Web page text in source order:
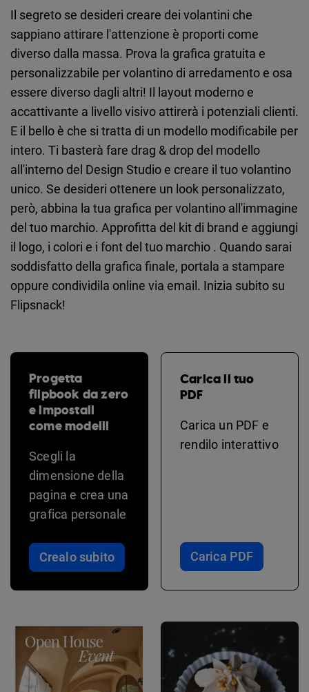
Il segreto se desideri creare dei volantini che
sappiano attirare l'attenzione è proporti come
diverso dalla massa. Prova la grafica gratuita e
personalizzabile per volantino di arredamento e osa
essere diverso dagli altri! Il layout moderno e
accattivante a livello visivo attirerà i potenziali clienti.
E il bello è che si tratta di un modello modificabile per
intero. Ti basterà fare drag & drop del modello
all'interno del Design Studio e creare il tuo volantino
unico. Se desideri ottenere un look personalizzato,
però, abbina la tua grafica per volantino all'immagine
del tuo marchio. Approfitta del kit di brand e aggiungi
il logo, i colori e i font del tuo marchio . Quando sarai
soddisfatto della grafica finale, portala a stampare
oppure condividila online via email. Inizia subito su
Flipsnack!
Progetta
flipbook da zero
e impostali
come modelli
Scegli la
dimensione della
pagina e crea una
grafica personale
Crealo subito
Carica il tuo
PDF
Carica un PDF e
rendilo interattivo
Carica PDF